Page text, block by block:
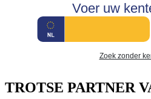
Voer uw
Zoek zonder
TROTSE PARTNER